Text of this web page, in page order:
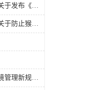
海关总署公告2025年第40号（关于发布《国境口岸传染病监测实施办法》的公告）
海关总署公告2025年第28号（关于防止猴痘疫情传入我国的公告）
出境安全风险如何防范？出入境管理新规9月15日起施行